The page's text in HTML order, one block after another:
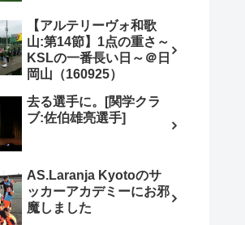
【アルテリーヴォ和歌
山:第14節】1点の重さ～
KSLの一番長い日～＠日
岡山（160925）
去る選手に。[関学クラ
ブ:佐伯雄亮選手]
AS.Laranja Kyotoのサ
ッカーアカデミーにお邪
魔しました